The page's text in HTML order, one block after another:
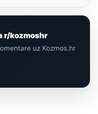
r/kozmoshr
uz Kozmos.hr